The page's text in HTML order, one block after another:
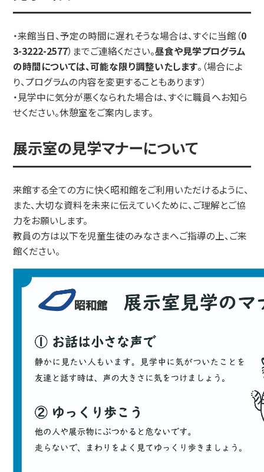
・来館当日、予定の時間に遅れそうな場合は、すぐに当館（0
3-3222-2577）までご連絡ください。昼食や見学プログラム
の時間については、可能な限り調整いたします。（場合によ
り、プログラムの内容を変更することもあります）
・見学中に気分が悪くなられた場合は、すぐに職員へお知ら
せください。休憩室をご案内します。
展示室の見学マナーについて
来館する全ての方に快く昭和館をご利用いただけるように、
また、大切な資料を未来に伝えていくために、ご理解とご協
力をお願いします。
教員の方は以下を児童生徒のみなさまへご指導の上、ご来
館ください。